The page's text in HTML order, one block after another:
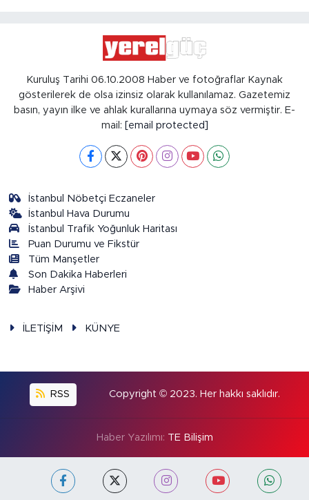
Kuruluş Tarihi 06.10.2008 Haber ve fotoğraflar Kaynak
gösterilerek de olsa izinsiz olarak kullanılamaz. Gazetemiz
basın, yayın ilke ve ahlak kurallarına uymaya söz vermiştir. E-
mail:
[email protected]
İstanbul Nöbetçi Eczaneler
İstanbul Hava Durumu
İstanbul Trafik Yoğunluk Haritası
Puan Durumu ve Fikstür
Tüm Manşetler
Son Dakika Haberleri
Haber Arşivi
İLETİŞİM KÜNYE
RSS Copyright © 2023. Her hakkı saklıdır.
Haber Yazılımı: TE Bilişim